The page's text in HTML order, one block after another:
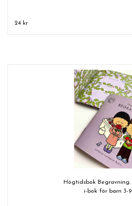
24 kr
Högtidsbok
i-bok för barn 3-